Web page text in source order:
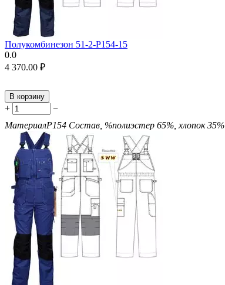
Полукомбинезон 51-2-P154-15
0.0
4 370.00 ₽
В корзину
+
−
МатериалP154 Состав, %полиэстер 65%, хлопок 35%